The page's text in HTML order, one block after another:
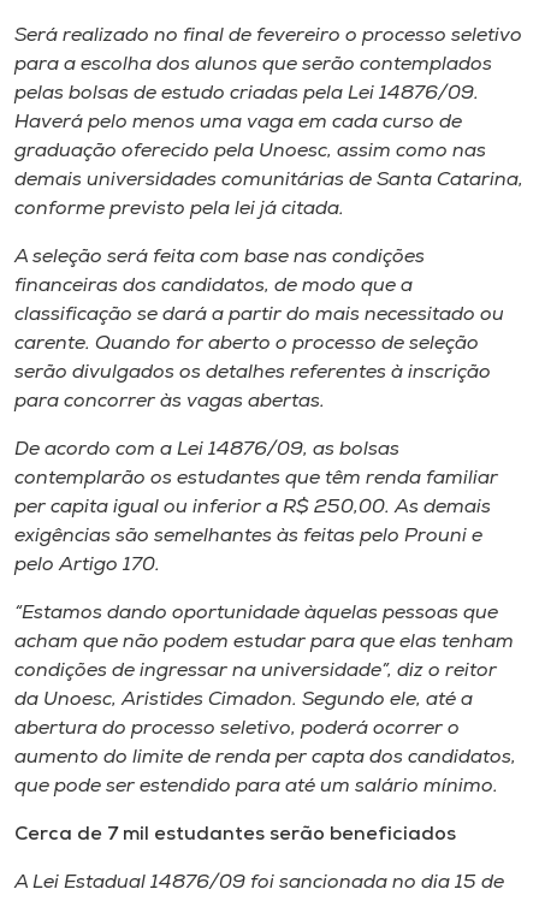
Cultura
CPA
Biblioteca
Editora
Rádio
Unoesc
Store
Selecione
o idioma
A-
Será realizado no final de fevereiro o processo seletivo
para a escolha dos alunos que serão contemplados
pelas bolsas de estudo criadas pela Lei 14876/09.
Haverá pelo menos uma vaga em cada curso de
graduação oferecido pela Unoesc, assim como nas
demais universidades comunitárias de Santa Catarina,
conforme previsto pela lei já citada.
A seleção será feita com base nas condições
financeiras dos candidatos, de modo que a
classificação se dará a partir do mais necessitado ou
carente. Quando for aberto o processo de seleção
serão divulgados os detalhes referentes à inscrição
para concorrer às vagas abertas.
De acordo com a Lei 14876/09, as bolsas
contemplarão os estudantes que têm renda familiar
per capita igual ou inferior a R$ 250,00. As demais
exigências são semelhantes às feitas pelo Prouni e
pelo Artigo 170.
“Estamos dando oportunidade àquelas pessoas que
acham que não podem estudar para que elas tenham
condições de ingressar na universidade”, diz o reitor
da Unoesc, Aristides Cimadon. Segundo ele, até a
abertura do processo seletivo, poderá ocorrer o
aumento do limite de renda per capta dos candidatos,
que pode ser estendido para até um salário mínimo.
Cerca de 7 mil estudantes serão beneficiados
A Lei Estadual 14876/09 foi sancionada no dia 15 de